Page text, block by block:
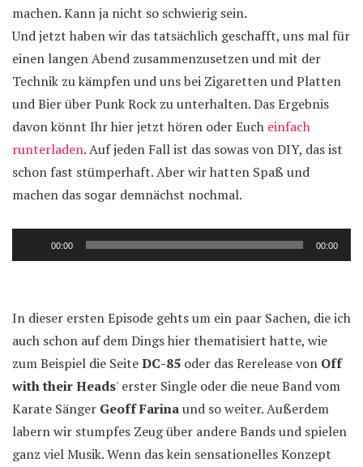
machen. Kann ja nicht so schwierig sein.
Und jetzt haben wir das tatsächlich geschafft, uns mal für
einen langen Abend zusammenzusetzen und mit der
Technik zu kämpfen und uns bei Zigaretten und Platten
und Bier über Punk Rock zu unterhalten. Das Ergebnis
davon könnt Ihr hier jetzt hören oder Euch einfach
runterladen. Auf jeden Fall ist das sowas von DIY, das ist
schon fast stümperhaft. Aber wir hatten Spaß und
machen das sogar demnächst nochmal.
Player
00:00 00:00
In dieser ersten Episode gehts um ein paar Sachen, die ich
auch schon auf dem Dings hier thematisiert hatte, wie
zum Beispiel die SeiteDC-85 oder das Rerelease von Off
with their Heads' erster Single oder die neue Band vom
Karate Sänger Geoff Farinaund so weiter. Außerdem
labern wir stumpfes Zeug über andere Bands und spielen
ganz viel Musik. Wenn das kein sensationelles Konzept